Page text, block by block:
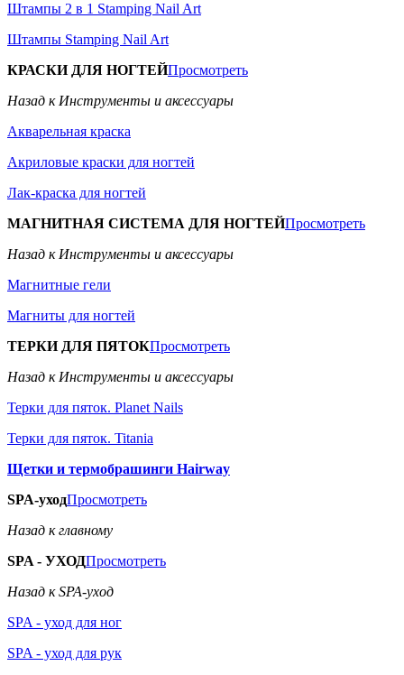
Штампы 2 в 1 Stamping Nail Art
Штампы Stamping Nail Art
КРАСКИ ДЛЯ НОГТЕЙПросмотреть
Назад к Инструменты и аксессуары
Акварельная краска
Акриловые краски для ногтей
Лак-краска для ногтей
МАГНИТНАЯ СИСТЕМА ДЛЯ НОГТЕЙПросмотреть
Назад к Инструменты и аксессуары
Магнитные гели
Магниты для ногтей
ТЕРКИ ДЛЯ ПЯТОКПросмотреть
Назад к Инструменты и аксессуары
Терки для пяток. Planet Nails
Терки для пяток. Titania
Щетки и термобрашинги Hairway
SPA-уходПросмотреть
Назад к главному
SPA - УХОДПросмотреть
Назад к SPA-уход
SPA - уход для ног
SPA - уход для рук